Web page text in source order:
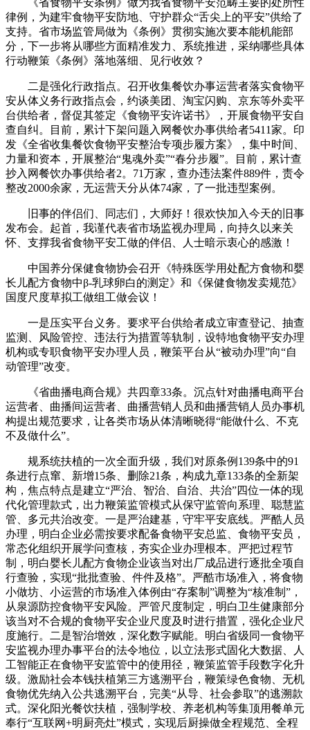
律例，为建牢食物平安防地、守护群众“舌尖上的平安”供给了
支持。省市场监管局做为《条例》贯彻实施次要本能机能部
分，下一步将从哪些方面精准发力、系统推进，采纳哪些具体
行动鞭策《条例》落地落细、见行收效？
二是强化行政指点。召开收集餐饮办事运营者落实食物平
安从体义务行政指点会，约谈美团、淘宝闪购、京东等外卖平
台供给者，督促其签定《食物平安许诺书》，开展食物平安自
查自纠。目前，累计下架问题入网餐饮办事供给者5411家。印
发《全省收集餐饮食物平安整治专项步履方案》，集中时间、
力量和资本，开展整治“鬼魂外卖”“春分步履”。目前，累计查
抄入网餐饮办事供给者2。71万家，查办违法案件889件，责令
整改2000余家，无运营天分从体74家，了一批违型案例。
旧事的伴侣们、同志们，大师好！很欢快加入今天的旧事
发布会。起首，我谨代表省市场监视办理局，向持久以来关
怀、支撑我省食物平安工做的伴侣、人士暗示衷心的感激！
中国养分保健食物协会召开《特殊医学用处配方食物和婴
长儿配方食物中β-乳球卵白的测定》和《保健食物发卖规范》
国度尺度草拟工做组工做会议！
一是压实平台义务。要求平台供给者成立审查登记、抽查
监测、风险管控、违法行为措置等轨制，设特地食物平安办理
机构或专职食物平安办理人员，鞭策平台从“被动办理”向“自
动管理”改变。
《省曲播电商合规》共四章33条。沉点针对曲播电商平台
运营者、曲播间运营者、曲播营销人员和曲播营销人员办事机
构提出规范要求，让各类市场从体清晰晓得“能做什么、不克
不及做什么”。
规系统扶植的一次全面升级，我们对原条例139条中的91
条进行点窜、新增15条、删除21条，构成九章133条的全新架
构，焦点特点是建立“严治、智治、自治、共治”四位一体的现
代化管理款式，出力鞭策监管模式从保守监管向系理、聪慧监
管、多元共治改变。一是严治建基，守牢平安底线。严酷人员
办理，明白企业必需按要求配备食物平安总监、食物平安员，
常态化组织开展学问查核，夯实企业办理根本。严把过程节
制，明白婴长儿配方食物企业该当对出厂成品进行逐批全项自
行查验，实现“批批查验、件件及格”。严酷市场准入，将食物
小做坊、小运营的市场准入体例由“存案制”调整为“核准制”，
从泉源防控食物平安风险。严管尺度制定，明白卫生健康部分
该当对不合规的食物平安企业尺度及时进行措置，强化企业尺
度施行。二是智治增效，深化数字赋能。明白省级同一食物平
安监视办理办事平台的法令地位，以立法形式固化大数据、人
工智能正在食物平安监管中的使用径，鞭策监管手段数字化升
级。激励社会本钱扶植第三方逃溯平台，鞭策绿色食物、无机
食物优先纳入公共逃溯平台，完美“从导、社会参取”的逃溯款
式。深化阳光餐饮扶植，强制学校、养老机构等集顶用餐单元
奉行“互联网+明厨亮灶”模式，实现后厨操做全程规范、全程